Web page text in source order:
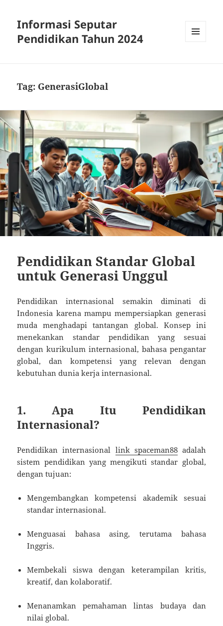
Informasi Seputar
Pendidikan Tahun 2024
Tag: GenerasiGlobal
Pendidikan Standar Global
untuk Generasi Unggul
Pendidikan internasional semakin diminati di
Indonesia karena mampu mempersiapkan generasi
muda menghadapi tantangan global. Konsep ini
menekankan standar pendidikan yang sesuai
dengan kurikulum internasional, bahasa pengantar
global, dan kompetensi yang relevan dengan
kebutuhan dunia kerja internasional.
1. Apa Itu Pendidikan
Internasional?
Pendidikan internasional link spaceman88adalah
sistem pendidikan yang mengikuti standar global,
dengan tujuan:
Mengembangkan kompetensi akademik sesuai
standar internasional.
Menguasai bahasa asing, terutama bahasa
Inggris.
Membekali siswa dengan keterampilan kritis,
kreatif, dan kolaboratif.
Menanamkan pemahaman lintas budaya dan
nilai global.